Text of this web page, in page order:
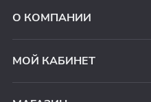
О КОМПАНИИ
МОЙ КАБИНЕТ